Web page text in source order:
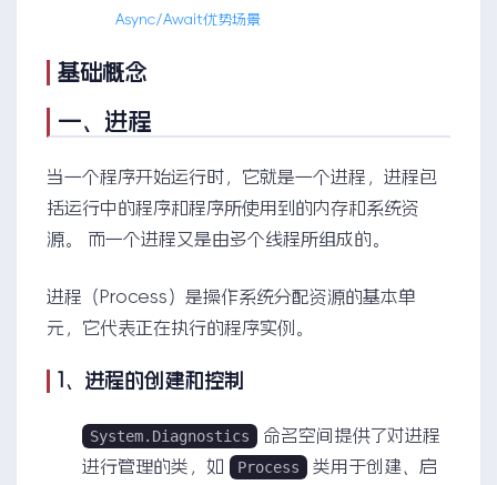
Async/Await优势场景
基础概念
一、进程
当一个程序开始运行时，它就是一个进程，进程包
括运行中的程序和程序所使用到的内存和系统资
源。 而一个进程又是由多个线程所组成的。
进程（Process）是操作系统分配资源的基本单
元，它代表正在执行的程序实例。
1、进程的创建和控制
System.Diagnostics
命名空间提供了对进程
进行管理的类，如
Process
类用于创建、启